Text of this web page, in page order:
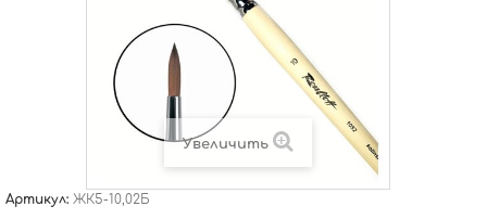
Увеличить
Артикул: ЖК5-10,02Б